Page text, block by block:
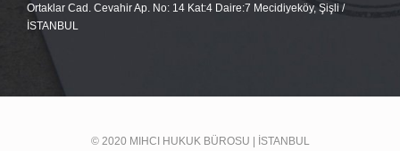
Ortaklar Cad. Cevahir Ap. No: 14 Kat:4 Daire:7 Mecidiyeköy, Şişli /
İSTANBUL
© 2020 MIHCI HUKUK BÜROSU | İSTANBUL